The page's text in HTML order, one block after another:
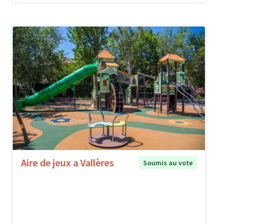
Aire de jeux a Vallères Soumis au vote